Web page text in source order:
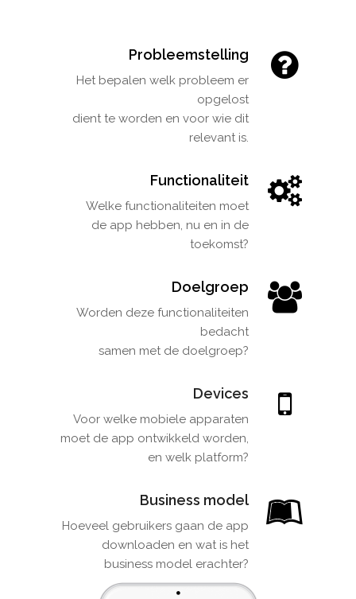
Probleemstelling
Het bepalen welk probleem er
opgelost
dient te worden en voor wie dit
relevant is.
Functionaliteit
Welke functionaliteiten moet
de app hebben, nu en in de
toekomst?
Doelgroep
Worden deze functionaliteiten
bedacht
samen met de doelgroep?
Devices
Voor welke mobiele apparaten
moet de app ontwikkeld worden,
en welk platform?
Business model
Hoeveel gebruikers gaan de app
downloaden en wat is het
business model erachter?